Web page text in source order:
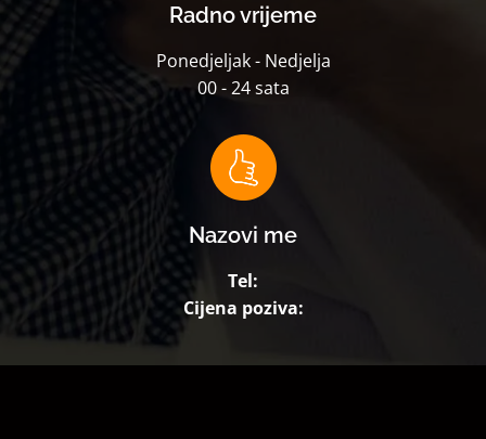
Radno vrijeme
Ponedjeljak - Nedjelja
00 - 24 sata
Nazovi me
Tel:
Cijena poziva: